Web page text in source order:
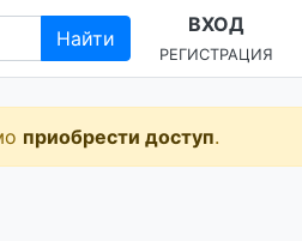
Найти
ВХОД
РЕГИСТРАЦИЯ
приобрести доступ.